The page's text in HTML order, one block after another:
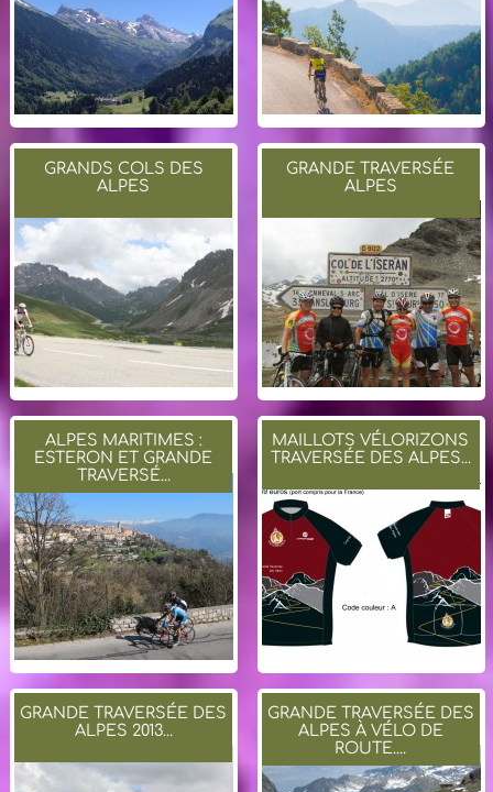
GRANDS COLS DES
ALPES
GRANDE TRAVERSÉE
ALPES
ALPES MARITIMES :
ESTERON ET GRANDE
TRAVERSÉ...
MAILLOTS VÉLORIZONS
TRAVERSÉE DES ALPES...
GRANDE TRAVERSÉE DES
ALPES 2013...
GRANDE TRAVERSÉE DES
ALPES À VÉLO DE
ROUTE....